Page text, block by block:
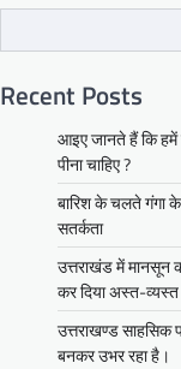
Recent Posts
आइए जानते हैं कि हमें
पीना चाहिए ?
बारिश के चलते गंगा
सतर्कता
उत्तराखंड में मानसून
कर दिया अस्त-व्यस्त
उत्तराखण्ड साहसिक
बनकर उभर रहा है।